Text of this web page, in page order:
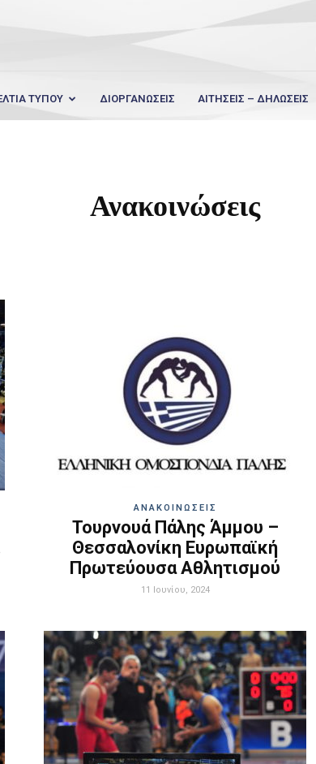
ΤΥΠΟΥ ΔΙΟΡΓΑΝΩΣΕΙΣ ΑΙΤΗΣΕΙΣ – ΔΗΛΩΣΕΙΣ
Ανακοινώσεις
ΑΝΑΚΟΙΝΩΣΕΙΣ
Τουρνουά Πάλης Άμμου –
Θεσσαλονίκη Ευρωπαϊκή
Πρωτεύουσα Αθλητισμού
11 Ιουνίου, 2024